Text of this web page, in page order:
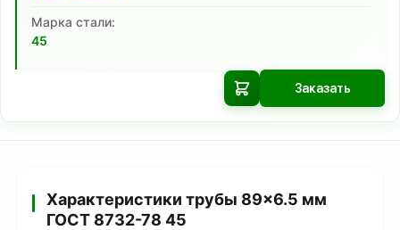
Марка стали:
45
Заказать
Характеристики трубы 89×6.5 мм
ГОСТ 8732-78 45